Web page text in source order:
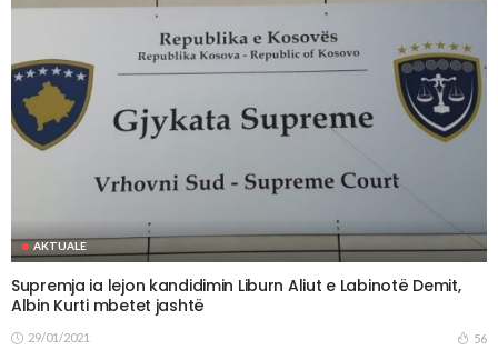
AKTUALE
Supremja ia lejon kandidimin Liburn Aliut e Labinotë Demit,
Albin Kurti mbetet jashtë
29/01/2021 56